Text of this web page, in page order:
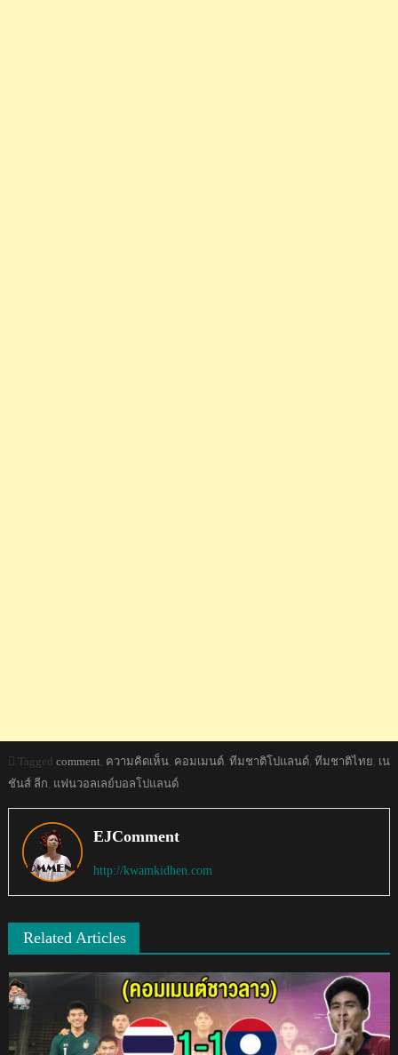
Tagged comment ความคิดเห็น, คอมเมนต์, ทีมชาติโปแลนด์, ทีมชาติไทย เน
ชันส์ ลีก แฟนวอลเลย์บอลโปแลนด์
EJComment
http://kwamkidhen.com
Related Articles